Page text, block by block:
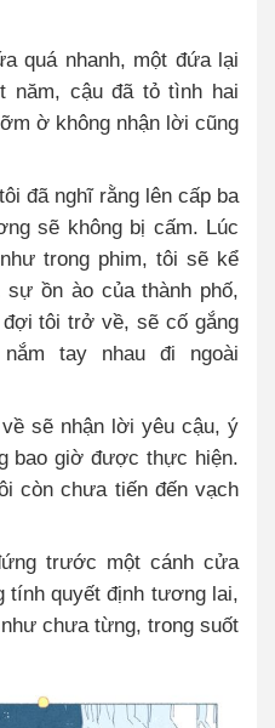
quá nhanh, một đứa lại
năm, cậu đã tỏ tình hai
ờ không nhận lời cũng
đã nghĩ rằng lên cấp ba
sẽ không bị cấm. Lúc
trong phim, tôi sẽ kể
ồn ào của thành phố,
tôi trở về, sẽ cố gắng
tay nhau đi ngoài
sẽ nhận lời yêu cậu, ý
bao giờ được thực hiện.
còn chưa tiến đến vạch
trước một cánh cửa
tính quyết định tương lai,
chưa từng, trong suốt